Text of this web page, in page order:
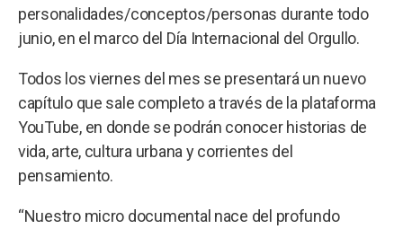
personalidades/conceptos/personas durante todo
junio, en el marco del Día Internacional del Orgullo.
Todos los viernes del mes se presentará un nuevo
capítulo que sale completo a través de la plataforma
YouTube, en donde se podrán conocer historias de
vida, arte, cultura urbana y corrientes del
pensamiento.
“Nuestro micro documental nace del profundo